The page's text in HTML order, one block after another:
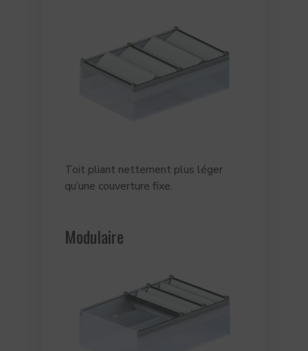
Toit pliant nettement plus léger
qu’une couverture fixe.
Modulaire